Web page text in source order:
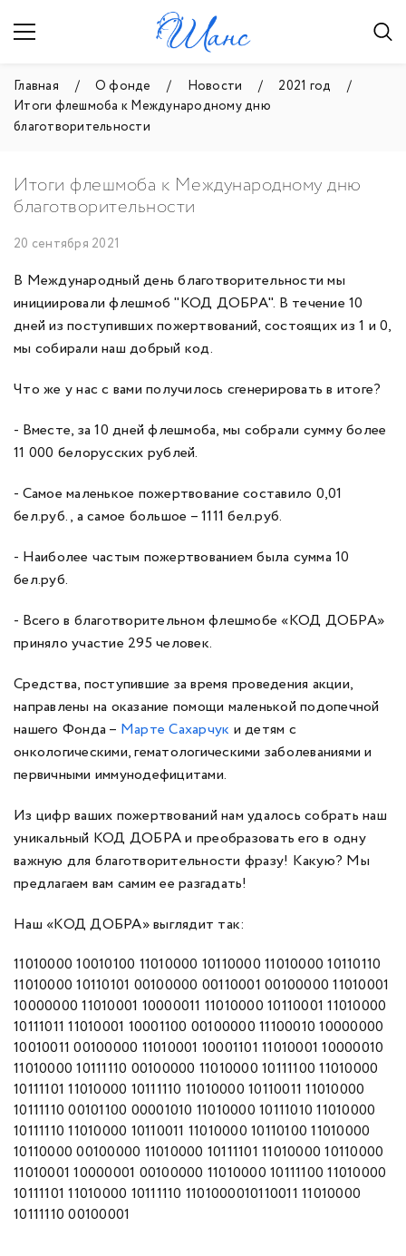
Главная О фонде Новости
2021 год
Итоги флешмоба к Международному дню
благотворительности
Итоги флешмоба к Международному дню
благотворительности
20 сентября 2021
В Международный день благотворительности мы
инициировали флешмоб "КОД ДОБРА". В течение 10
дней из поступивших пожертвований, состоящих из 1 и 0,
мы собирали наш добрый код.
Что же у нас с вами получилось сгенерировать в итоге?
- Вместе, за 10 дней флешмоба, мы собрали сумму более
11 000 белорусских рублей.
- Самое маленькое пожертвование составило 0,01
бел.руб., а самое большое – 1111 бел.руб.
- Наиболее частым пожертвованием была сумма 10
бел.руб.
- Всего в благотворительном флешмобе «КОД ДОБРА»
приняло участие 295 человек.
Средства, поступившие за время проведения акции,
направлены на оказание помощи маленькой подопечной
нашего Фонда – Марте Сахарчук и детям с
онкологическими, гематологическими заболеваниями и
первичными иммунодефицитами.
Из цифр ваших пожертвований нам удалось собрать наш
уникальный КОД ДОБРА и преобразовать его в одну
важную для благотворительности фразу! Какую? Мы
предлагаем вам самим ее разгадать!
Наш «КОД ДОБРА» выглядит так:
11010000 10010100 11010000 10110000 11010000 10110110
11010000 10110101 00100000 00110001 00100000 11010001
10000000 11010001 10000011 11010000 10110001 11010000
10111011 11010001 10001100 00100000 11100010 10000000
10010011 00100000 11010001 10001101 11010001 10000010
11010000 10111110 00100000 11010000 10111100 11010000
10111101 11010000 10111110 11010000 10110011 11010000
10111110 00101100 00001010 11010000 10111010 11010000
10111110 11010000 10110011 11010000 10110100 11010000
10110000 00100000 11010000 10111101 11010000 10110000
11010001 10000001 00100000 11010000 10111100 11010000
10111101 11010000 10111110 1101000010110011 11010000
10111110 00100001